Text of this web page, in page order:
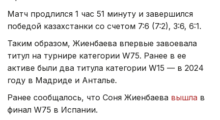
Матч продлился 1 час 51 минуту и завершился
победой казахстанки со счетом 7:6 (7:2), 3:6, 6:1.
Таким образом, Жиенбаева впервые завоевала
титул на турнире категории W75. Ранее в ее
активе были два титула категории W15 — в 2024
году в Мадриде и Анталье.
Ранее сообщалось, что Соня Жиенбаева вышла в
финал W75 в Испании.